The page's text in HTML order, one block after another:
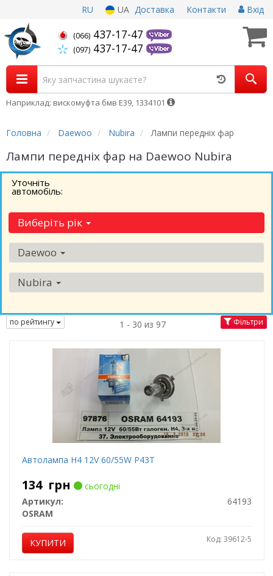
RU UA Доставка Контакти Вхід
(066) 437-17-47
(097) 437-17-47
Наприклад: вискомуфта бмв Е39, 1334101
Головна Daewoo Nubira Лампи передніх фар
Лампи передніх фар на Daewoo Nubira
Уточніть
автомобіль:
Виберіть рік
Daewoo
Nubira
по рейтингу 1 - 30 из 97 Фільтри
Автолампа H4 12V 60/55W P43T
134 грн
сьогодні
Артикул:
64193
OSRAM
КУПИТИ Код: 39612-5